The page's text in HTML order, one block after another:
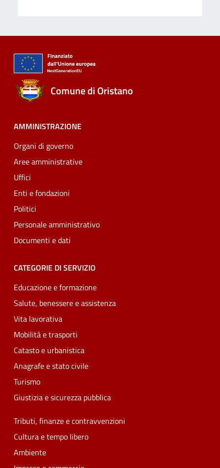
Comune di Oristano
AMMINISTRAZIONE
Organi di governo
Aree amministrative
Uffici
Enti e fondazioni
Politici
Personale amministrativo
Documenti e dati
CATEGORIE DI SERVIZIO
Educazione e formazione
Salute, benessere e assistenza
Vita lavorativa
Mobilità e trasporti
Catasto e urbanistica
Anagrafe e stato civile
Turismo
Giustizia e sicurezza pubblica
Tributi, finanze e contravvenzioni
Cultura e tempo libero
Ambiente